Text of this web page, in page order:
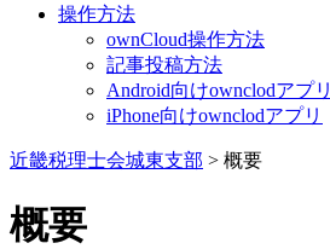
操作方法
ownCloud操作方法
記事投稿方法
Android向けownclodアプリ
iPhone向けownclodアプリ
近畿税理士会城東支部 > 概要
概要